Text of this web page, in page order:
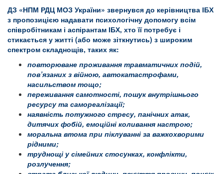
ДЗ «НПМ РДЦ МОЗ України» звернувся до керівництва ІБХ
з пропозицією надавати психологічну допомогу всім
співробітникам і аспірантам ІБХ, хто її потребує і
стикається у житті (або може зіткнутись) з широким
спектром складнощів, таких як:
повторюване проживання травматичних подій,
пов’язаних з війною, автокатастрофами,
насильством тощо;
переживання самотності, пошук внутрішнього
ресурсу та самореалізації;
наявність потужного стресу, панічних атак,
дитячих фобій, емоційні коливання настрою;
моральна втома при піклуванні за важкохворими
рідними;
труднощі у сімейних стосунках, конфлікти,
розлучення;